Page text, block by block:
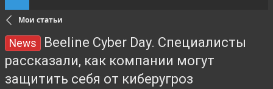
Мои статьи
News
Beeline Cyber Day. Специалисты
рассказали, как компании могут
защитить себя от киберугроз